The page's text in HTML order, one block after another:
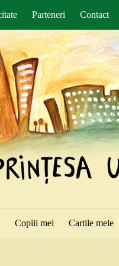
Parteneri Contact
Copiii mei Cartile mele